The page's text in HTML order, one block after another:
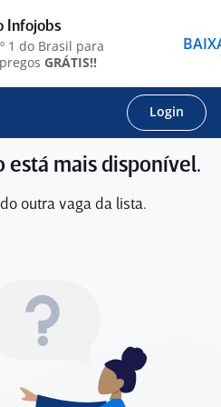
Login
está mais disponível.
outra vaga da lista.
Infojobs
1 do Brasil para
GRÁTIS!!